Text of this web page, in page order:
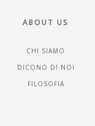
ABOUT US
CHI SIAMO
DICONO DI NOI
FILOSOFIA